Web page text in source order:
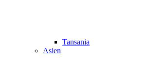
Tansania
Asien